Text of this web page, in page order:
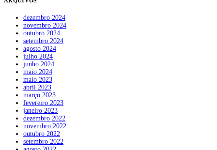
dezembro 2024
novembro 2024
outubro 2024
setembro 2024
agosto 2024
julho 2024
junho 2024
maio 2024
maio 2023
abril 2023
março 2023
fevereiro 2023
janeiro 2023
dezembro 2022
novembro 2022
outubro 2022
setembro 2022